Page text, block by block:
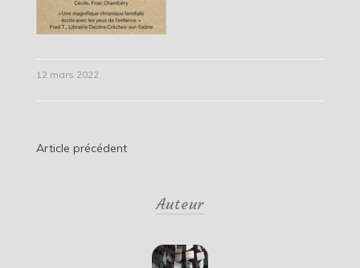
12 mars 2022
Navigation
Article précédent
Auteur